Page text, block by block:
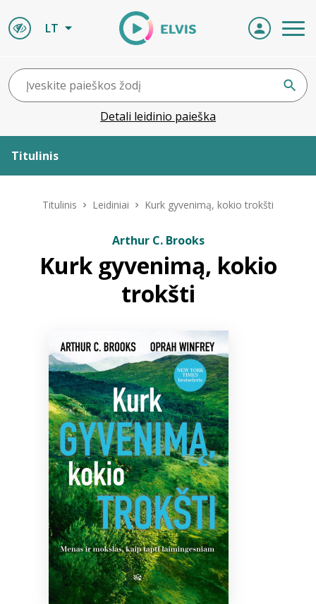
LT
Detali leidinio paieška
Titulinis
ELVIS atvyksta
Bibliotekoms
+370 667 80 541
info@elvislab.lt
Titulinis Leidiniai Kurk gyvenimą, kokio trokšti
Arthur C. Brooks
Kurk gyvenimą, kokio
trokšti